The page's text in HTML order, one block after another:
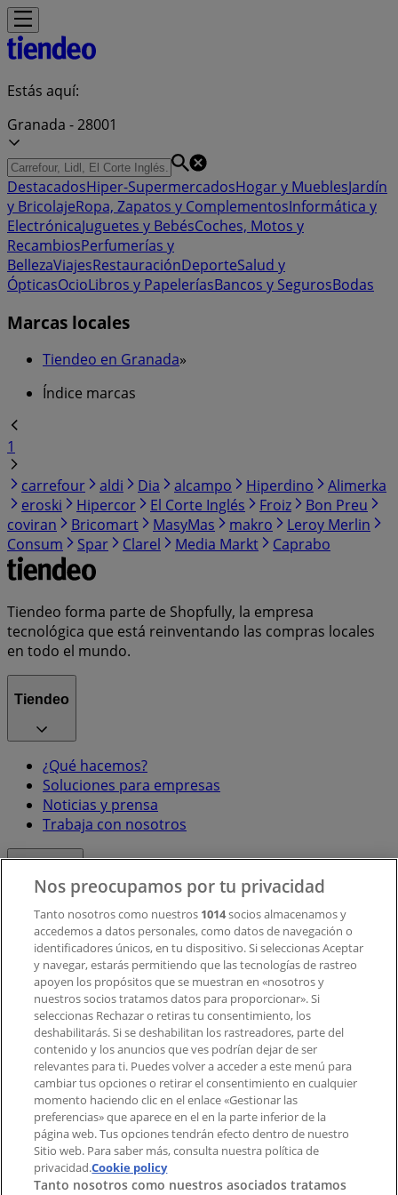
Estás aquí:
Granada - 28001
DestacadosHiper-SupermercadosHogar y MueblesJardín
y BricolajeRopa, Zapatos y ComplementosInformática y
ElectrónicaJuguetes y BebésCoches, Motos y
RecambiosPerfumerías y
BellezaViajesRestauraciónDeporteSalud y
ÓpticasOcioLibros y PapeleríasBancos y SegurosBodas
Marcas locales
Tiendeo en Granada»
Índice marcas
1
carrefour
aldi Dia alcampo Hiperdino
Alimerka
eroski
Hipercor El Corte Inglés Froiz
Bon Preu
coviran
Bricomart MasyMas makro
Leroy Merlin
Consum
Spar Clarel Media Markt Caprabo
Tiendeo forma parte de Shopfully, la empresa
tecnológica que está reinventando las compras locales
en todo el mundo.
Tiendeo
¿Qué hacemos?
Soluciones para empresas
Noticias y prensa
Trabaja con nosotros
Contacto comercial y de marketing
Tienda mal colocada en el mapa
Notificar un folleto
¿Encontraste un problema en la web o en la
aplicación?
Índices
Marcas
Marcas locales
Negocios
Negocios cercanos
Nos preocupamos por tu privacidad
Tanto nosotros como nuestros 1014socios almacenamos y
accedemos a datos personales, como datos de navegación o
identificadores únicos, en tu dispositivo. Si seleccionas Aceptar
y navegar, estarás permitiendo que las tecnologías de rastreo
apoyen los propósitos que se muestran en «nosotros y
nuestros socios tratamos datos para proporcionar». Si
seleccionas Rechazar o retiras tu consentimiento, los
deshabilitarás. Si se deshabilitan los rastreadores, parte del
contenido y los anuncios que ves podrían dejar de ser
relevantes para ti. Puedes volver a acceder a este menú para
cambiar tus opciones o retirar el consentimiento en cualquier
momento haciendo clic en el enlace «Gestionar las
preferencias» que aparece en el en la parte inferior de la
página web. Tus opciones tendrán efecto dentro de nuestro
Sitio web. Para saber más, consulta nuestra política de
privacidad.Cookie policy
Tanto nosotros como nuestros asociados tratamos